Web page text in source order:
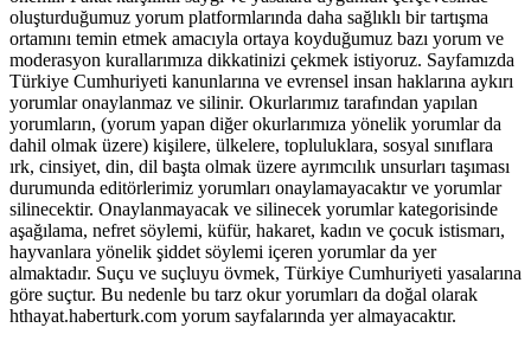
oluşturduğumuz yorum platformlarında daha sağlıklı bir tartışma
ortamını temin etmek amacıyla ortaya koyduğumuz bazı yorum ve
moderasyon kurallarımıza dikkatinizi çekmek istiyoruz. Sayfamızda
Türkiye Cumhuriyeti kanunlarına ve evrensel insan haklarına aykırı
yorumlar onaylanmaz ve silinir. Okurlarımız tarafından yapılan
yorumların, (yorum yapan diğer okurlarımıza yönelik yorumlar da
dahil olmak üzere) kişilere, ülkelere, topluluklara, sosyal sınıflara
ırk, cinsiyet, din, dil başta olmak üzere ayrımcılık unsurları taşıması
durumunda editörlerimiz yorumları onaylamayacaktır ve yorumlar
silinecektir. Onaylanmayacak ve silinecek yorumlar kategorisinde
aşağılama, nefret söylemi, küfür, hakaret, kadın ve çocuk istismarı,
hayvanlara yönelik şiddet söylemi içeren yorumlar da yer
almaktadır. Suçu ve suçluyu övmek, Türkiye Cumhuriyeti yasalarına
göre suçtur. Bu nedenle bu tarz okur yorumları da doğal olarak
hthayat.haberturk.com yorum sayfalarında yer almayacaktır.